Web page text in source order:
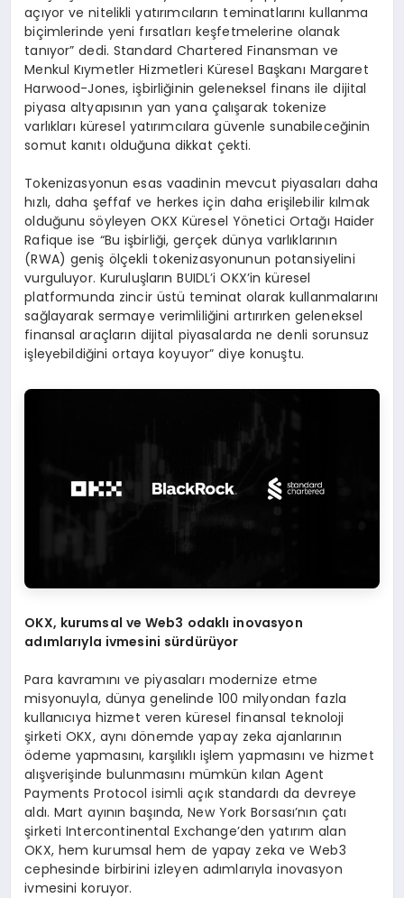
açıyor ve nitelikli yatırımcıların teminatlarını kullanma
biçimlerinde yeni fırsatları keşfetmelerine olanak
tanıyor” dedi. Standard Chartered Finansman ve
Menkul Kıymetler Hizmetleri Küresel Başkanı Margaret
Harwood-Jones, işbirliğinin geleneksel finans ile dijital
piyasa altyapısının yan yana çalışarak tokenize
varlıkları küresel yatırımcılara güvenle sunabileceğinin
somut kanıtı olduğuna dikkat çekti.
Tokenizasyonun esas vaadinin mevcut piyasaları daha
hızlı, daha şeffaf ve herkes için daha erişilebilir kılmak
olduğunu söyleyen OKX Küresel Yönetici Ortağı Haider
Rafique ise “Bu işbirliği, gerçek dünya varlıklarının
(RWA) geniş ölçekli tokenizasyonunun potansiyelini
vurguluyor. Kuruluşların BUIDL’i OKX’in küresel
platformunda zincir üstü teminat olarak kullanmalarını
sağlayarak sermaye verimliliğini artırırken geleneksel
finansal araçların dijital piyasalarda ne denli sorunsuz
işleyebildiğini ortaya koyuyor” diye konuştu.
OKX, kurumsal ve Web3 odaklı inovasyon
adımlarıyla ivmesini sürdürüyor
Para kavramını ve piyasaları modernize etme
misyonuyla, dünya genelinde 100 milyondan fazla
kullanıcıya hizmet veren küresel finansal teknoloji
şirketi OKX, aynı dönemde yapay zeka ajanlarının
ödeme yapmasını, karşılıklı işlem yapmasını ve hizmet
alışverişinde bulunmasını mümkün kılan Agent
Payments Protocol isimli açık standardı da devreye
aldı. Mart ayının başında, New York Borsası’nın çatı
şirketi Intercontinental Exchange’den yatırım alan
OKX, hem kurumsal hem de yapay zeka ve Web3
cephesinde birbirini izleyen adımlarıyla inovasyon
ivmesini koruyor.